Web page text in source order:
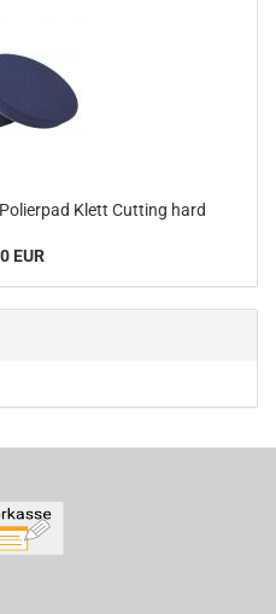
Klett Cutting hard
EUR